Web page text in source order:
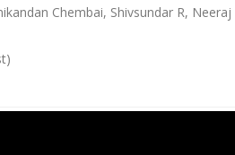
Chembai, Shivsundar R, Neeraj